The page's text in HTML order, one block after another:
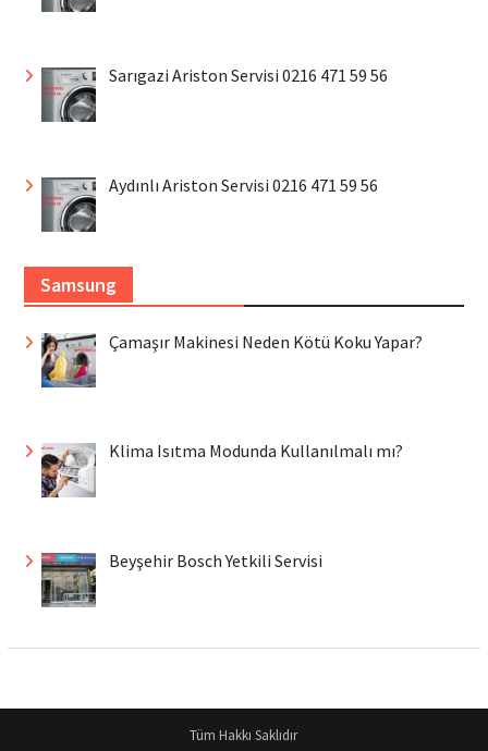
Sarıgazi Ariston Servisi 0216 471 59 56
Aydınlı Ariston Servisi 0216 471 59 56
Samsung
Çamaşır Makinesi Neden Kötü Koku Yapar?
Klima Isıtma Modunda Kullanılmalı mı?
Beyşehir Bosch Yetkili Servisi
Tüm Hakkı Saklıdır